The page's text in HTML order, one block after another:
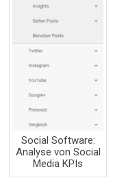
Social Software:
Analyse von Social
Media KPIs